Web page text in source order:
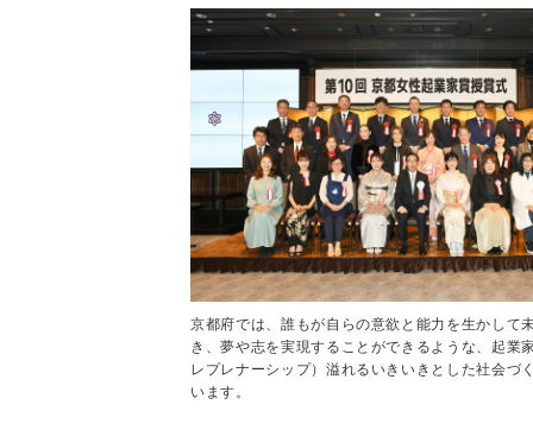
京都府では、誰もが自らの意欲と能力を生かして
き、夢や志を実現することができるような、起業
レプレナーシップ）溢れるいきいきとした社会づ
います。